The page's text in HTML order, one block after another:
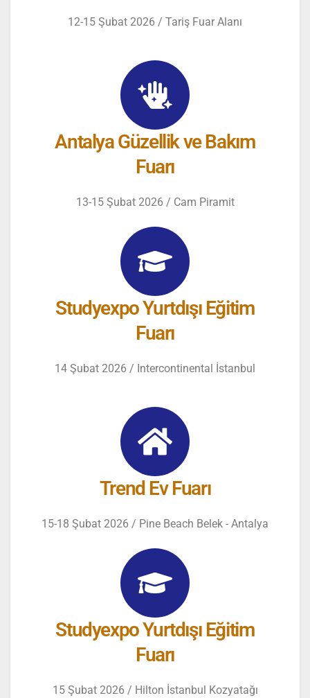
12-15 Şubat 2026 / Tariş Fuar Alanı
Antalya Güzellik ve Bakım
Fuarı
13-15 Şubat 2026 / Cam Piramit
Studyexpo Yurtdışı Eğitim
Fuarı
14 Şubat 2026 / Intercontinental İstanbul
Trend Ev Fuarı
15-18 Şubat 2026 / Pine Beach Belek - Antalya
Studyexpo Yurtdışı Eğitim
Fuarı
15 Şubat 2026 / Hilton İstanbul Kozyatağı